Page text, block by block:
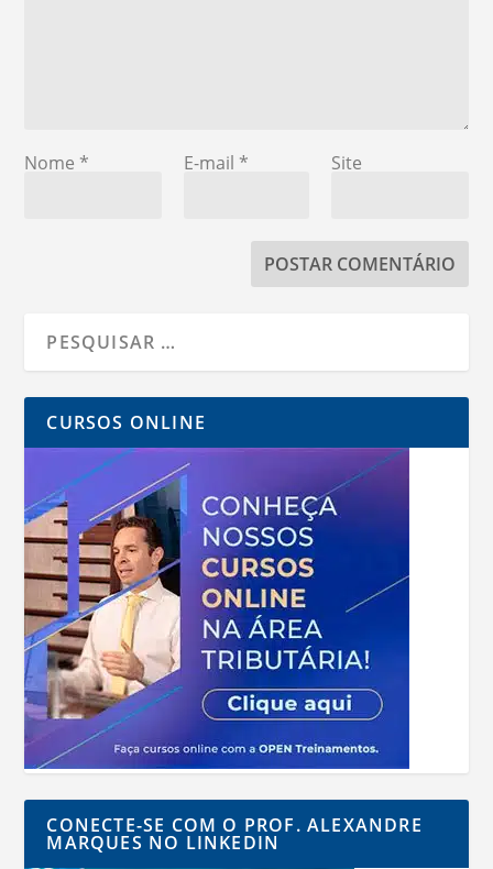
Nome * E-mail * Site
CURSOS ONLINE
CONECTE-SE COM O PROF. ALEXANDRE
MARQUES NO LINKEDIN